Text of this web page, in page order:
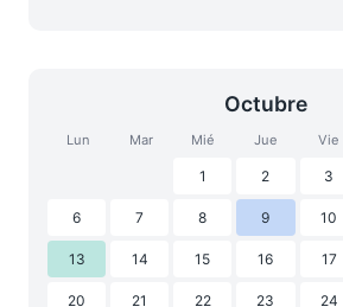
Octubre
Lun Mar Mié Jue Vie
1 2 3
6 7 8 9 10
13 14 15 16 17
20 21 22 23 24